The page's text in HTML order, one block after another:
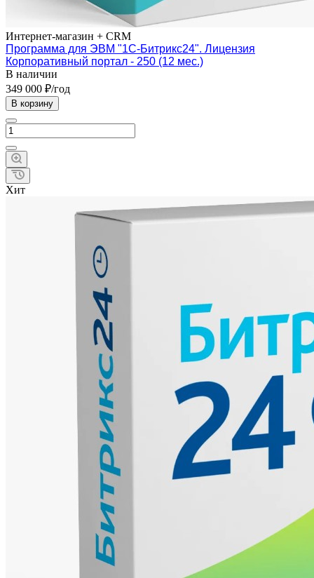
Интернет-магазин + CRM
Программа для ЭВМ "1С-Битрикс24". Лицензия
Корпоративный портал - 250 (12 мес.)
В наличии
349 000 ₽/год
В корзину
Хит